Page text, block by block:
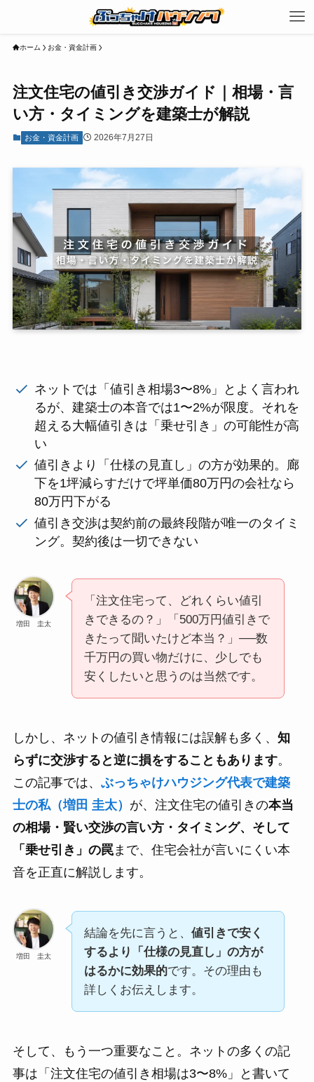
ホーム お金・資金計画
注文住宅の値引き交渉ガイド｜相場・言
い方・タイミングを建築士が解説
お金・資金計画 2026年7月27日
ネットでは「値引き相場3〜8%」とよく言われ
るが、建築士の本音では1〜2%が限度。それを
超える大幅値引きは「乗せ引き」の可能性が高
い
値引きより「仕様の見直し」の方が効果的。廊
下を1坪減らすだけで坪単価80万円の会社なら
80万円下がる
値引き交渉は契約前の最終段階が唯一のタイミ
ング。契約後は一切できない
増田 圭太
「注文住宅って、どれくらい値引
きできるの？」「500万円値引きで
きたって聞いたけど本当？」──数
千万円の買い物だけに、少しでも
安くしたいと思うのは当然です。
しかし、ネットの値引き情報には誤解も多く、 知
らずに交渉すると逆に損をすることもあります。
この記事では、 ぶっちゃけハウジング代表で建築
士の私（増田 圭太） が、注文住宅の値引きの本当
の相場・賢い交渉の言い方・タイミング、そして
「乗せ引き」の罠まで、住宅会社が言いにくい本
音を正直に解説します。
増田 圭太
結論を先に言うと、 値引きで安く
するより「仕様の見直し」の方が
はるかに効果的です。その理由も
詳しくお伝えします。
そして、もう一つ重要なこと。ネットの多くの記
事は「注文住宅の値引き相場は3〜8%」と書いて